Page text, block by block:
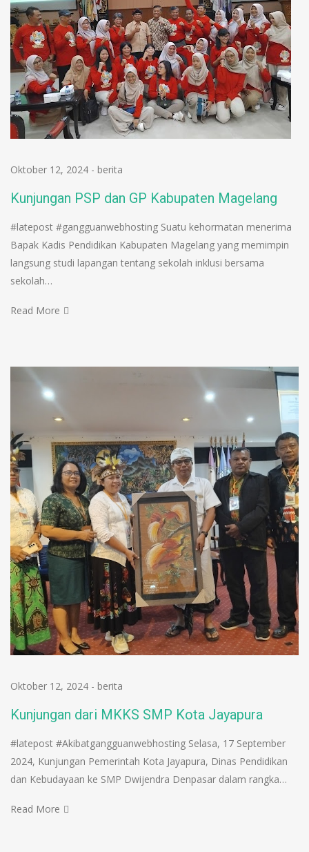
Oktober 12, 2024 - berita
Kunjungan PSP dan GP Kabupaten Magelang
#latepost #gangguanwebhosting Suatu kehormatan menerima
Bapak Kadis Pendidikan Kabupaten Magelang yang memimpin
langsung studi lapangan tentang sekolah inklusi bersama
sekolah…
Read More
Oktober 12, 2024 - berita
Kunjungan dari MKKS SMP Kota Jayapura
#latepost #Akibatgangguanwebhosting Selasa, 17 September
2024, Kunjungan Pemerintah Kota Jayapura, Dinas Pendidikan
dan Kebudayaan ke SMP Dwijendra Denpasar dalam rangka…
Read More